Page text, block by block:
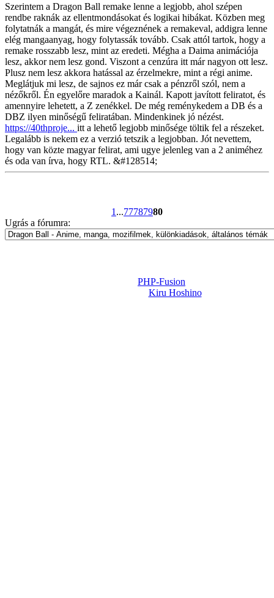
Szerintem a Dragon Ball remake lenne a legjobb, ahol szépen
rendbe raknák az ellentmondásokat és logikai hibákat. Közben meg
folytatnák a mangát, és mire végeznének a remakeval, addigra lenne
elég mangaanyag, hogy folytassák tovább. Csak attól tartok, hogy a
remake rosszabb lesz, mint az eredeti. Mégha a Daima animációja
lesz, akkor nem lesz gond. Viszont a cenzúra itt már nagyon ott lesz.
Plusz nem lesz akkora hatással az érzelmekre, mint a régi anime.
Meglátjuk mi lesz, de sajnos ez már csak a pénzről szól, nem a
nézőkről. Én egyelőre maradok a Kainál. Kapott javított feliratot, és
amennyire lehetett, a Z zenékkel. De még reménykedem a DB és a
DBZ ilyen minőségű feliratában. Mindenkinek jó nézést.
https://40thproje... itt a lehető legjobb minősége töltik fel a részeket.
Legalább is nekem ez a verzió tetszik a legjobban. Jót nevettem,
hogy van közte magyar felirat, ami ugye jelenleg van a 2 animéhez
és oda van írva, hogy RTL. &#128514;
1 ...77787980
Ugrás a fórumra:
PHP-Fusion
Kiru Hoshino